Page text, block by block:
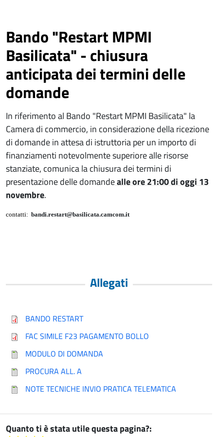
Bando "Restart MPMI
Basilicata" - chiusura
anticipata dei termini delle
domande
In riferimento al Bando "Restart MPMI Basilicata" la
Camera di commercio, in considerazione della ricezione
di domande in attesa di istruttoria per un importo di
finanziamenti notevolmente superiore alle risorse
stanziate, comunica la chiusura dei termini di
presentazione delle domandealle ore 21:00 di oggi 13
novembre.
contatti: bandi.restart@basilicata.camcom.it
Allegati
BANDO RESTART
FAC SIMILE F23 PAGAMENTO BOLLO
MODULO DI DOMANDA
PROCURA ALL. A
NOTE TECNICHE INVIO PRATICA TELEMATICA
Quanto ti è stata utile questa pagina?